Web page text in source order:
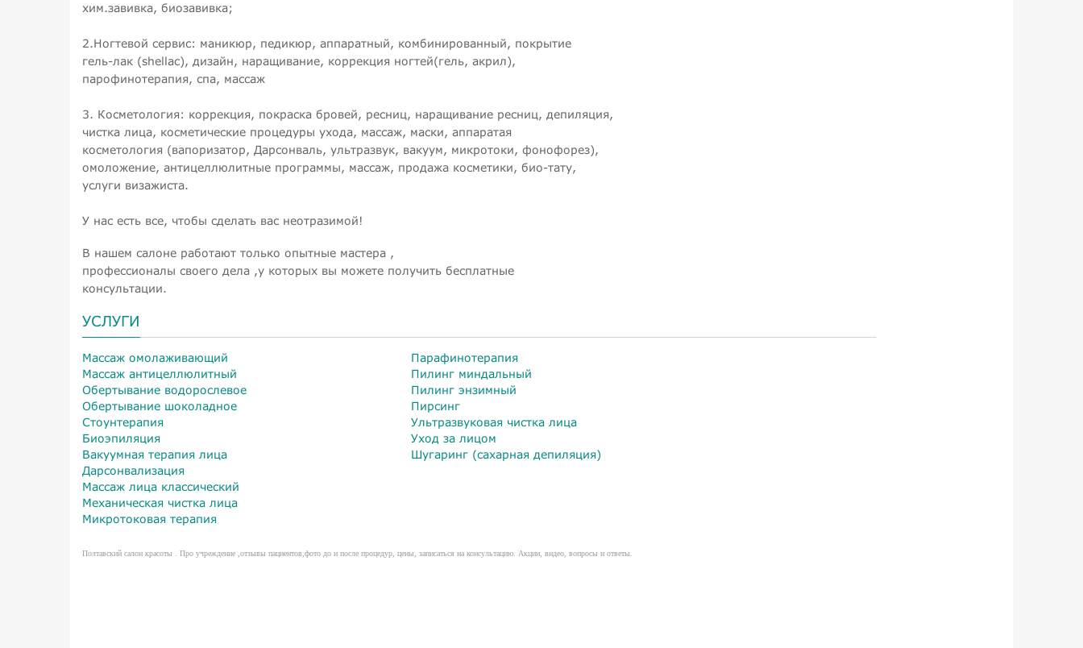
хим.завивка, биозавивка;
2.Ногтевой сервис: маникюр, педикюр, аппаратный, комбинированный, покрытие
гель-лак (shellac), дизайн, наращивание, коррекция ногтей(гель, акрил),
парофинотерапия, спа, массаж
3. Косметология: коррекция, покраска бровей, ресниц, наращивание ресниц, депиляция,
чистка лица, косметические процедуры ухода, массаж, маски, аппаратая
косметология (вапоризатор, Дарсонваль, ультразвук, вакуум, микротоки, фонофорез),
омоложение, антицеллюлитные программы, массаж, продажа косметики, био-тату,
услуги визажиста.
У нас есть все, чтобы сделать вас неотразимой!
В нашем салоне работают только опытные мастера ,
профессионалы своего дела ,у которых вы можете получить бесплатные
консультации.
УСЛУГИ
Массаж омолаживающий
Массаж антицеллюлитный
Обертывание водорослевое
Обертывание шоколадное
Стоунтерапия
Биоэпиляция
Вакуумная терапия лица
Дарсонвализация
Массаж лица классический
Механическая чистка лица
Микротоковая терапия
Парафинотерапия
Пилинг миндальный
Пилинг энзимный
Пирсинг
Ультразвуковая чистка лица
Уход за лицом
Шугаринг (сахарная депиляция)
Полтавский салон красоты . Про учреждение ,отзывы пациентов,фото до и после процедур, цены, записаться на консультацию. Акции, видео, вопросы и ответы.